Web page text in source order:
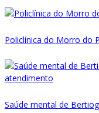
Policlínica do Morro do
Saúde mental de